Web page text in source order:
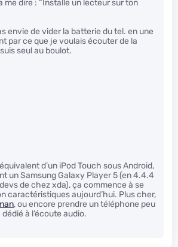
me dire : “Installe un lecteur sur ton
envie de vider la batterie du tel. en une
par ce que je voulais écouter de la
seul au boulot.
d’un iPod Touch sous Android,
un Samsung Galaxy Player 5 (en 4.4.4
de chez xda), ça commence à se
caractéristiques aujourd’hui. Plus cher,
, ou encore prendre un téléphone peu
à l’écoute audio.